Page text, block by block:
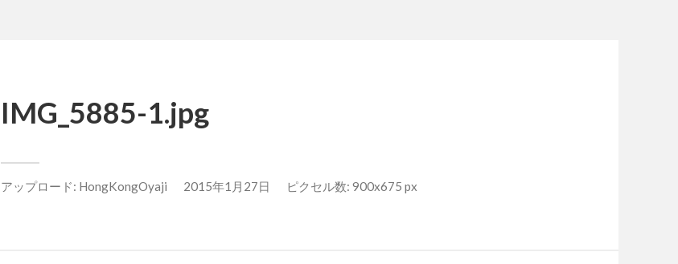
IMG_5885-1.jpg
アップロード: HongKongOyaji 2015年1月27日 ピクセル数: 900x675 px